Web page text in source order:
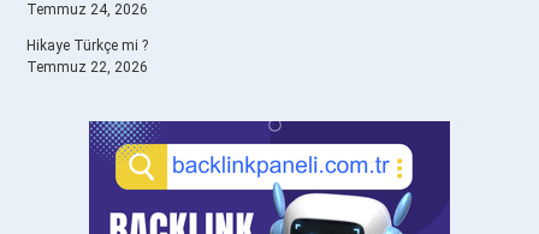
Temmuz 24, 2026
Hikaye Türkçe mi ?
Temmuz 22, 2026